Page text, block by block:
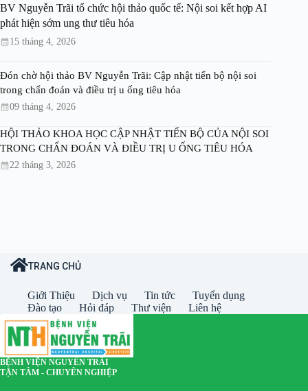
BV Nguyễn Trãi tổ chức hội thảo quốc tế: Nội soi kết hợp AI
phát hiện sớm ung thư tiêu hóa
15 tháng 4, 2026
Đón chờ hội thảo BV Nguyễn Trãi: Cập nhật tiến bộ nội soi
trong chẩn đoán và điều trị u ống tiêu hóa
09 tháng 4, 2026
HỘI THẢO KHOA HỌC CẬP NHẬT TIẾN BỘ CỦA NỘI SOI
TRONG CHẨN ĐOÁN VÀ ĐIỀU TRỊ U ỐNG TIÊU HÓA
22 tháng 3, 2026
TRANG CHỦ
Giới Thiệu Dịch vụ Tin tức
Tuyển dụng
Đào tạo
Hỏi đáp Thư viện Liên hệ
BỆNH VIỆN NGUYỄN TRÃI
TẬN TÂM - CHUYÊN NGHIỆP